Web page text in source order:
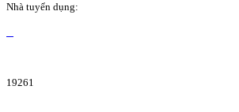
Nhà tuyển dụng:
19261